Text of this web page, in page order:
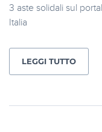
3 aste solidali sul
Italia
LEGGI TUTTO